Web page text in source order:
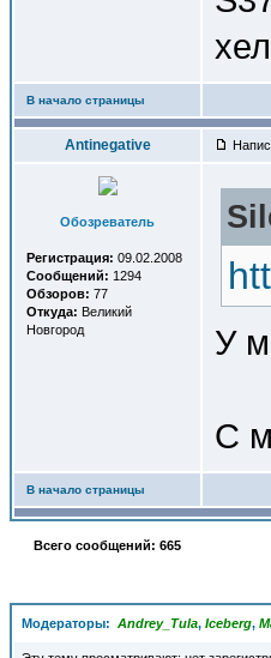
В начало страницы
Antinegative
Обозреватель
Регистрация: 09.02.2008
Сообщений: 1294
Обзоров: 77
Откуда: Великий
Новгород
У
С
В начало страницы
Всего сообщений: 665
Модераторы: Andrey_Tula, Iceberg,